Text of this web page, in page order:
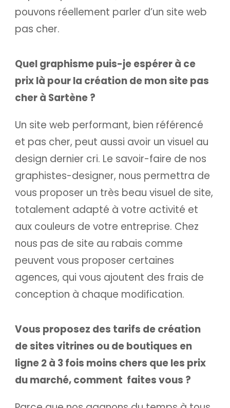
pouvons réellement parler d’un site web
pas cher.
Quel graphisme puis-je espérer à ce
prix là pour la création de mon site pas
cher à Sartène ?
Un site web performant, bien référencé
et pas cher, peut aussi avoir un visuel au
design dernier cri. Le savoir-faire de nos
graphistes-designer, nous permettra de
vous proposer un très beau visuel de site,
totalement adapté à votre activité et
aux couleurs de votre entreprise. Chez
nous pas de site au rabais comme
peuvent vous proposer certaines
agences, qui vous ajoutent des frais de
conception à chaque modification.
Vous proposez des tarifs de création
de sites vitrines ou de boutiques en
ligne 2 à 3 fois moins chers que les prix
du marché, comment faites vous ?